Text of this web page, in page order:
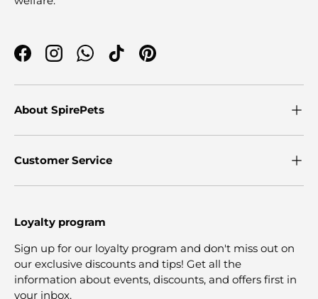
FacebookInstagramWhatsApp
TikTokPinterest
About SpirePets
Customer Service
Loyalty program
Sign up for our loyalty program and don't miss out on
our exclusive discounts and tips! Get all the
information about events, discounts, and offers first in
your inbox.